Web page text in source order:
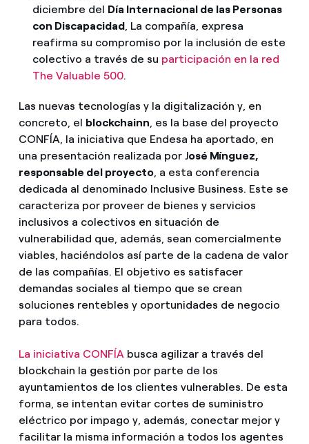
diciembre del Día Internacional de las Personas
con Discapacidad, La compañía, expresa
reafirma su compromiso por la inclusión de este
colectivo a través de su participación en la red
The Valuable 500.
Las nuevas tecnologías y la digitalización y, en
concreto, el blockchainn , es la base del proyecto
CONFÍA, la iniciativa que Endesa ha aportado, en
una presentación realizada por José Mínguez,
responsable del proyecto, a esta conferencia
dedicada al denominado Inclusive Business. Este se
caracteriza por proveer de bienes y servicios
inclusivos a colectivos en situación de
vulnerabilidad que, además, sean comercialmente
viables, haciéndolos así parte de la cadena de valor
de las compañías. El objetivo es satisfacer
demandas sociales al tiempo que se crean
soluciones rentebles y oportunidades de negocio
para todos.
La iniciativa CONFÍAbusca agilizar a través del
blockchain la gestión por parte de los
ayuntamientos de los clientes vulnerables. De esta
forma, se intentan evitar cortes de suministro
eléctrico por impago y, además, conectar mejor y
facilitar la misma información a todos los agentes